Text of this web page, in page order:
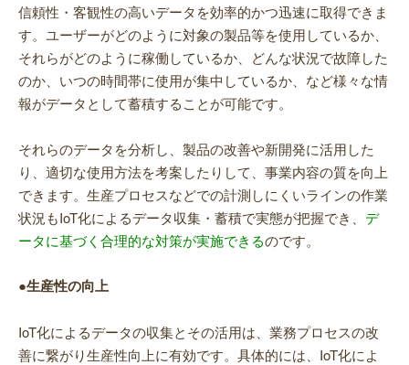
信頼性・客観性の高いデータを効率的かつ迅速に取得できま
す。ユーザーがどのように対象の製品等を使用しているか、
それらがどのように稼働しているか、どんな状況で故障した
のか、いつの時間帯に使用が集中しているか、など様々な情
報がデータとして蓄積することが可能です。
それらのデータを分析し、製品の改善や新開発に活用した
り、適切な使用方法を考案したりして、事業内容の質を向上
できます。生産プロセスなどでの計測しにくいラインの作業
状況もIoT化によるデータ収集・蓄積で実態が把握でき、 デ
ータに基づく合理的な対策が実施できるのです。
●生産性の向上
IoT化によるデータの収集とその活用は、業務プロセスの改
善に繋がり生産性向上に有効です。具体的には、IoT化によ